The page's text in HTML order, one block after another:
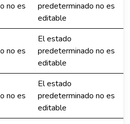
no es
predeterminado no es
editable
no es
El estado
predeterminado no es
editable
no es
El estado
predeterminado no es
editable